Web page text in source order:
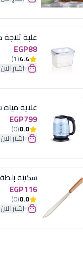
EGP88
4.4
(1)
اشترِ الآن
EGP799
0.0
(0)
اشترِ الآن
EGP116
0.0
(0)
اشترِ الآن